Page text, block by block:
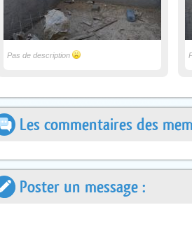
Pas de description
Les commentaires des
Poster un message :